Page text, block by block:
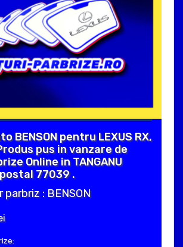
BENSON pentru LEXUS RX,
pus in vanzare de
Online in TANGANU
postal 77039 .
: BENSON